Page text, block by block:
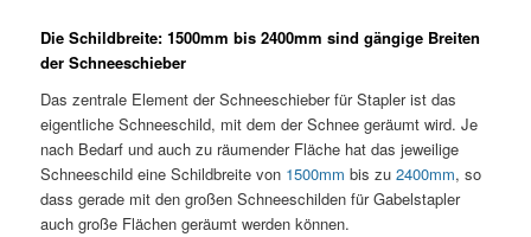
Die Schildbreite: 1500mm bis 2400mm sind gängige Breiten
der Schneeschieber
Das zentrale Element der Schneeschieber für Stapler ist das
eigentliche Schneeschild, mit dem der Schnee geräumt wird. Je
nach Bedarf und auch zu räumender Fläche hat das jeweilige
Schneeschild eine Schildbreite von 1500mm bis zu2400mm, so
dass gerade mit den großen Schneeschilden für Gabelstapler
auch große Flächen geräumt werden können.